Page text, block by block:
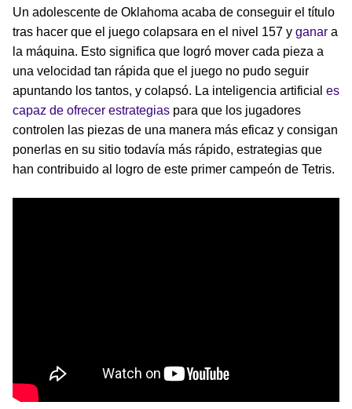
Un adolescente de Oklahoma acaba de conseguir el título
tras hacer que el juego colapsara en el nivel 157 y ganar a
la máquina. Esto significa que logró mover cada pieza a
una velocidad tan rápida que el juego no pudo seguir
apuntando los tantos, y colapsó. La inteligencia artificial es
capaz de ofrecer estrategias para que los jugadores
controlen las piezas de una manera más eficaz y consigan
ponerlas en su sitio todavía más rápido, estrategias que
han contribuido al logro de este primer campeón de Tetris.